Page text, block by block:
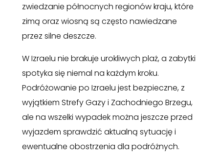
zwiedzanie północnych regionów kraju, które
zimą oraz wiosną są często nawiedzane
przez silne deszcze.
W Izraelu nie brakuje urokliwych plaż, a zabytki
spotyka się niemal na każdym kroku.
Podróżowanie po Izraelu jest bezpieczne, z
wyjątkiem Strefy Gazy i Zachodniego Brzegu,
ale na wszelki wypadek można jeszcze przed
wyjazdem sprawdzić aktualną sytuację i
ewentualne obostrzenia dla podróżnych.